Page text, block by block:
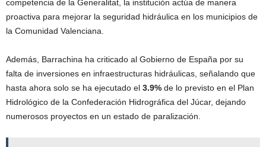
competencia de la Generalitat, la institución actúa de manera
proactiva para mejorar la seguridad hidráulica en los municipios de
la Comunidad Valenciana.
Además, Barrachina ha criticado al Gobierno de España por su
falta de inversiones en infraestructuras hidráulicas, señalando que
hasta ahora solo se ha ejecutado el 3.9% de lo previsto en el Plan
Hidrológico de la Confederación Hidrográfica del Júcar, dejando
numerosos proyectos en un estado de paralización.